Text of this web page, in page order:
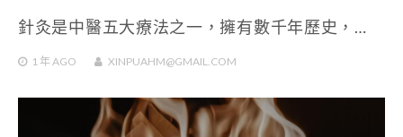
針灸是中醫五大療法之一，擁有數千年歷史，…
1 年 AGO XINPUAHM@GMAIL.COM